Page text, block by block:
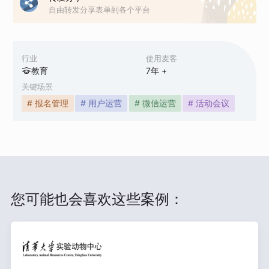
行业
教育
使用麦客
7年 +
关键场景
# 报名管理 # 用户运营 # 微信运营 # 活动会议
自由转发分享表单到各个平台
您可能也会喜欢这些案例：